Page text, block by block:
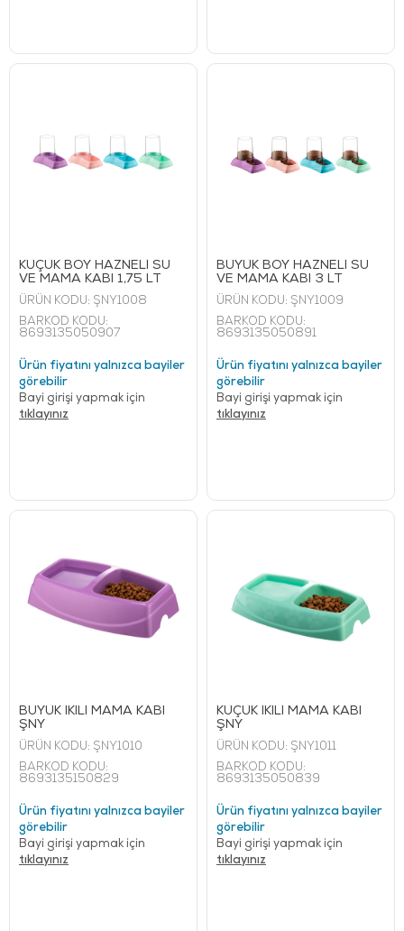
KÜÇÜK BOY HAZNELİ SU
VE MAMA KABI 1,75 LT
ÜRÜN KODU: ŞNY1008
BARKOD KODU:
8693135050907
Ürün fiyatını yalnızca bayiler
görebilir
Bayi girişi yapmak için
tıklayınız
BÜYÜK BOY HAZNELİ SU
VE MAMA KABI 3 LT
ÜRÜN KODU: ŞNY1009
BARKOD KODU:
8693135050891
Ürün fiyatını yalnızca bayiler
görebilir
Bayi girişi yapmak için
tıklayınız
BÜYÜK İKİLİ MAMA KABI
ŞNY
ÜRÜN KODU: ŞNY1010
BARKOD KODU:
8693135150829
Ürün fiyatını yalnızca bayiler
görebilir
Bayi girişi yapmak için
tıklayınız
KÜÇÜK İKİLİ MAMA KABI
ŞNY
ÜRÜN KODU: ŞNY1011
BARKOD KODU:
8693135050839
Ürün fiyatını yalnızca bayiler
görebilir
Bayi girişi yapmak için
tıklayınız